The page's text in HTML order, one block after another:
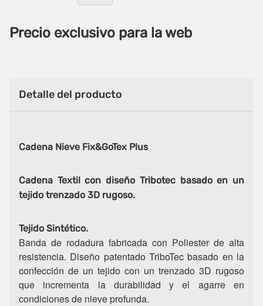
Precio exclusivo para la web
Detalle del producto
Cadena Nieve Fix&GoTex Plus
Cadena Textil con diseño Tribotec basado en un
tejido trenzado 3D rugoso.
Tejido Sintético.
Banda de rodadura fabricada con Poliester de alta
resistencia. Diseño patentado TriboTec basado en la
confección de un tejido con un trenzado 3D rugoso
que incrementa la durabilidad y el agarre en
condiciones de nieve profunda.